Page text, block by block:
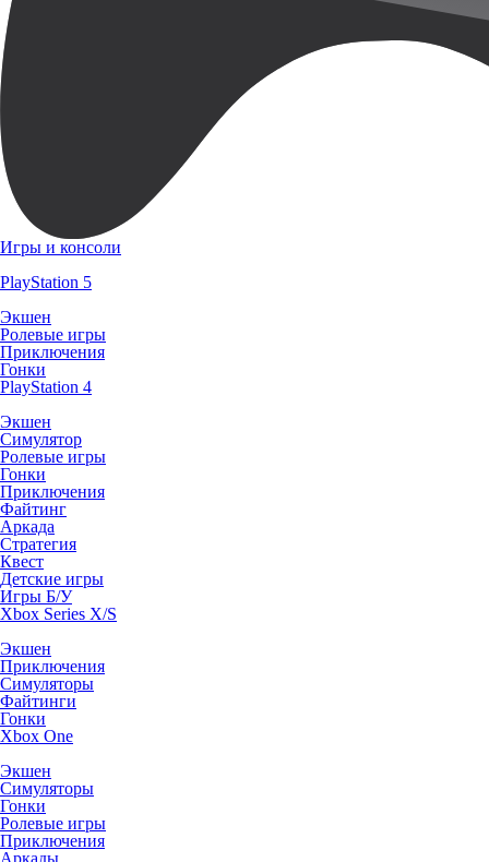
Игры и консоли
PlayStation 5
Экшен
Ролевые игры
Приключения
Гонки
PlayStation 4
Экшен
Симулятор
Ролевые игры
Гонки
Приключения
Файтинг
Аркада
Стратегия
Квест
Детские игры
Игры Б/У
Xbox Series X/S
Экшен
Приключения
Симуляторы
Файтинги
Гонки
Xbox One
Экшен
Симуляторы
Гонки
Ролевые игры
Приключения
Аркады